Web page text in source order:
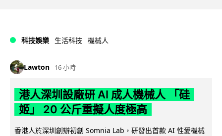
科技娛樂 生活科技 機械人
Lawton 16 小時
港人深圳設廠研 AI 成人機械人 「硅
姬」 20 公斤重擬人度極高
香港人於深圳創辦初創 Somnia Lab，研發出首款 AI 性愛機械